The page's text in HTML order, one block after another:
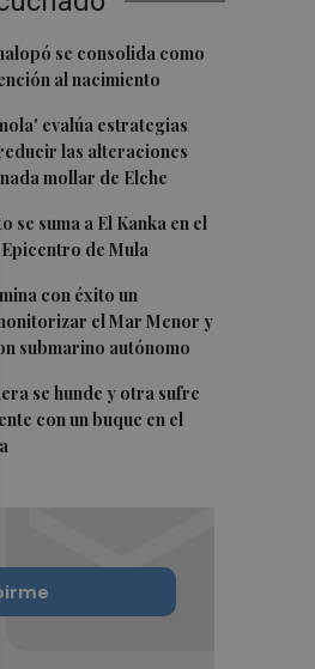
se consolida como
al nacimiento
evalúa estrategias
las alteraciones
mollar de Elche
se suma a El Kanka en el
Epicentro de Mula
con éxito un
el Mar Menor y
submarino autónomo
se hunde y otra sufre
con un buque en el